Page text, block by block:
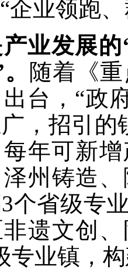
企业领跑
业发展
随着《
台，“政
，招引的
年可新
州铸造
个省级专
遗文创
专业镇，